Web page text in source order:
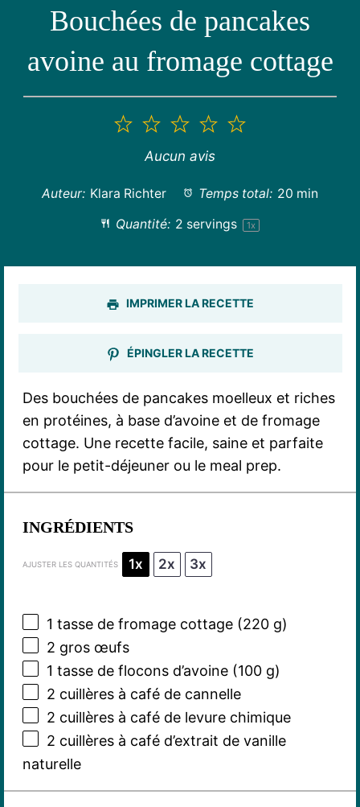
Bouchées de pancakes
avoine au fromage cottage
5
4
3
étoiles
2
étoiles
1
étoile
Aucun avis
Auteur: Klara Richter Temps total: 20 min
Quantité: 2 servings 1x
IMPRIMER LA RECETTE
ÉPINGLER LA RECETTE
Des bouchées de pancakes moelleux et riches
en protéines, à base d’avoine et de fromage
cottage. Une recette facile, saine et parfaite
pour le petit-déjeuner ou le meal prep.
INGRÉDIENTS
AJUSTER LES QUANTITÉS 1x 2x 3x
1 tasse de fromage cottage (220 g)
2 gros œufs
1 tasse de flocons d’avoine (100 g)
2 cuillères à café de cannelle
2 cuillères à café de levure chimique
2 cuillères à café d’extrait de vanille
naturelle